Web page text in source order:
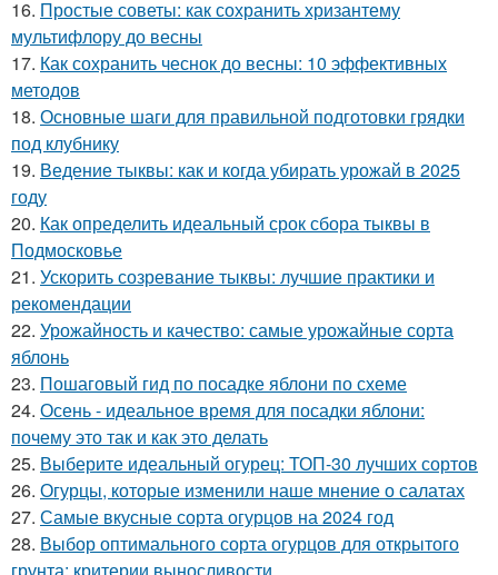
16. Простые советы: как сохранить хризантему
мультифлору до весны
17. Как сохранить чеснок до весны: 10 эффективных
методов
18. Основные шаги для правильной подготовки грядки
под клубнику
19. Ведение тыквы: как и когда убирать урожай в 2025
году
20. Как определить идеальный срок сбора тыквы в
Подмосковье
21. Ускорить созревание тыквы: лучшие практики и
рекомендации
22. Урожайность и качество: самые урожайные сорта
яблонь
23. Пошаговый гид по посадке яблони по схеме
24. Осень - идеальное время для посадки яблони:
почему это так и как это делать
25. Выберите идеальный огурец: ТОП-30 лучших сортов
26. Огурцы, которые изменили наше мнение о салатах
27. Самые вкусные сорта огурцов на 2024 год
28. Выбор оптимального сорта огурцов для открытого
грунта: критерии выносливости